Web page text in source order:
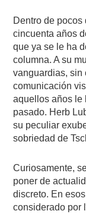
Dentro de pocos
cincuenta años
que ya se le ha
columna. A su
vanguardias, sin
comunicación
aquellos años le
pasado. Herb
su peculiar
sobriedad de
Curiosamente,
poner de
discreto. En
considerado por